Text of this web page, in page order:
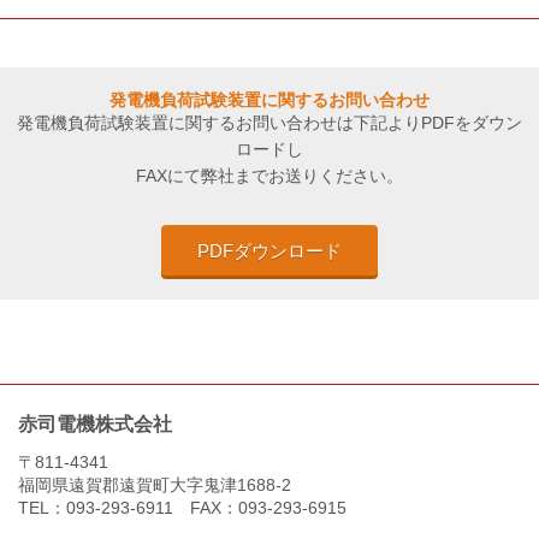
発電機負荷試験装置に関するお問い合わせ
発電機負荷試験装置に関するお問い合わせは下記よりPDFをダウン
ロードし
FAXにて弊社までお送りください。
PDFダウンロード
赤司電機株式会社
〒811-4341
福岡県遠賀郡遠賀町大字鬼津1688-2
TEL：093-293-6911 FAX：093-293-6915